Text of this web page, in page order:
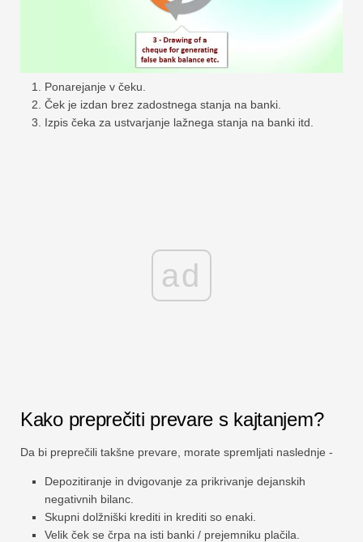
Ponarejanje v čeku.
Ček je izdan brez zadostnega stanja na banki.
Izpis čeka za ustvarjanje lažnega stanja na banki itd.
ad
Kako preprečiti prevare s kajtanjem?
Da bi preprečili takšne prevare, morate spremljati naslednje -
Depozitiranje in dvigovanje za prikrivanje dejanskih
negativnih bilanc.
Skupni dolžniški krediti in krediti so enaki.
Velik ček se črpa na isti banki / prejemniku plačila.